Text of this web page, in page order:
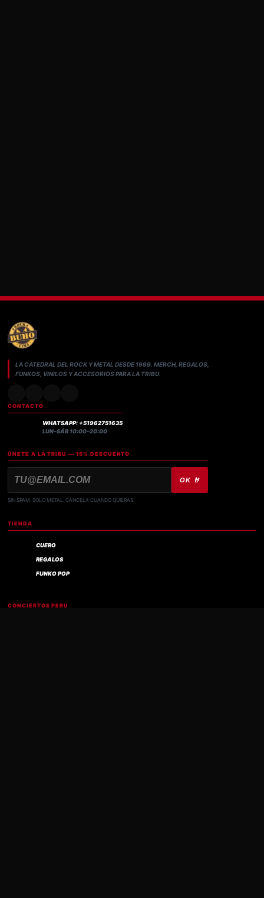
LA CATEDRAL DEL ROCK Y METAL DESDE 1999. MERCH, REGALOS,
FUNKOS, VINILOS Y ACCESORIOS PARA LA TRIBU.
CONTACTO
WHATSAPP: +51962751635
LUN–SÁB 10:00–20:00
ÚNETE A LA TRIBU — 15% DESCUENTO
OK 🤘
SIN SPAM. SOLO METAL. CANCELA CUANDO QUIERAS.
TIENDA
CUERO
REGALOS
FUNKO POP
CONCIERTOS PERU